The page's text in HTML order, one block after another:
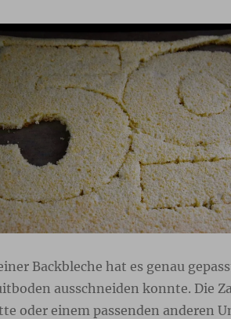
Backbleche hat es genau
ausschneiden konnte. Die
oder einem passenden anderen